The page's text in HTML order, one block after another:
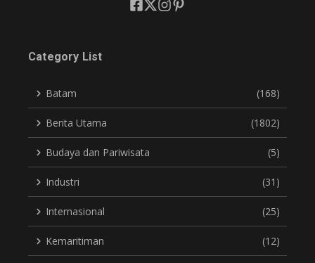
Category List
Batam (168)
Berita Utama (1802)
Budaya dan Pariwisata (5)
Industri (31)
Internasional (25)
Kemaritiman (12)